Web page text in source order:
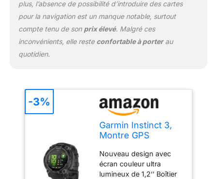
suivi des appels et SMS,
météo, Connect IQ ,
détection d’incident et
plus, l’absence de possibilité d’introduire des cartes
pour la navigation est un manque notable, surtout
compte tenu de son prix élevé. Malgré ces
inconvénients, elle reste confortable à porterau
quotidien.
Garmin Instinct 3,
Montre GPS
AMOLED, Noir,
45mm
Nouveau design avec
écran couleur ultra
lumineux de 1,2‘’ Boîtier
-3%